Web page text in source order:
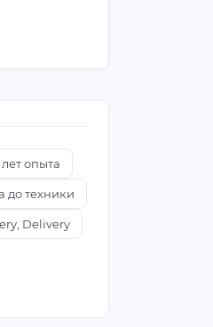
опыта
до техники
Delivery